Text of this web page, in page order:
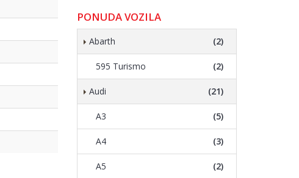
PONUDA VOZILA
Abarth (2)
595 Turismo (2)
Audi (21)
A3 (5)
A4 (3)
A5 (2)